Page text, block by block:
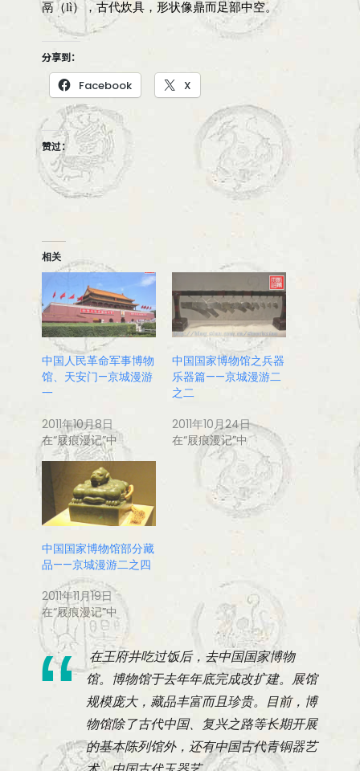
鬲（lì），古代炊具，形状像鼎而足部中空。
分享到：
Facebook X
赞过：
相关
中国人民革命军事博物
馆、天安门—京城漫游
一
2011年10月8日
在“屐痕漫记”中
中国国家博物馆之兵器
乐器篇——京城漫游二
之二
2011年10月24日
在“屐痕漫记”中
中国国家博物馆部分藏
品——京城漫游二之四
2011年11月19日
在“屐痕漫记”中
在王府井吃过饭后，去中国国家博物
馆。博物馆于去年年底完成改扩建。展馆
规模庞大，藏品丰富而且珍贵。目前，博
物馆除了古代中国、复兴之路等长期开展
的基本陈列馆外，还有中国古代青铜器艺